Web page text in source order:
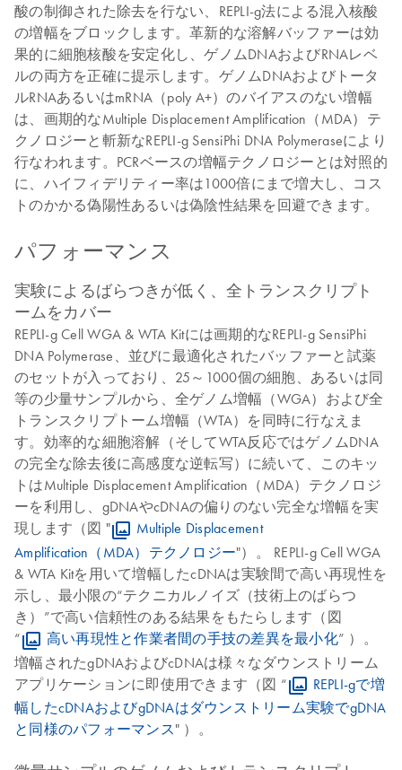
酸の制御された除去を行ない、REPLI-g法による混入核酸
の増幅をブロックします。革新的な溶解バッファーは効
果的に細胞核酸を安定化し、ゲノムDNAおよびRNAレベ
ルの両方を正確に提示します。ゲノムDNAおよびトータ
ルRNAあるいはmRNA（poly A+）のバイアスのない増幅
は、画期的なMultiple Displacement Amplification（MDA）テ
クノロジーと斬新なREPLI-g SensiPhi DNA Polymeraseにより
行なわれます。PCRベースの増幅テクノロジーとは対照的
に、ハイフィデリティー率は1000倍にまで増大し、コス
トのかかる偽陽性あるいは偽陰性結果を回避できます。
パフォーマンス
実験によるばらつきが低く、全トランスクリプト
ームをカバー
REPLI-g Cell WGA & WTA Kitには画期的なREPLI-g SensiPhi
DNA Polymerase、並びに最適化されたバッファーと試薬
のセットが入っており、25～1000個の細胞、あるいは同
等の少量サンプルから、全ゲノム増幅（WGA）および全
トランスクリプトーム増幅（WTA）を同時に行なえま
す。効率的な細胞溶解（そしてWTA反応ではゲノムDNA
の完全な除去後に高感度な逆転写）に続いて、このキッ
トはMultiple Displacement Amplification（MDA）テクノロジ
ーを利用し、gDNAやcDNAの偏りのない完全な増幅を実
現します（図 "
Multiple Displacement
Amplification（MDA）テクノロジー"）。 REPLI-g Cell WGA
& WTA Kitを用いて増幅したcDNAは実験間で高い再現性を
示し、最小限の“テクニカルノイズ（技術上のばらつ
き）”で高い信頼性のある結果をもたらします（図
“
高い再現性と作業者間の手技の差異を最小化” ）。
増幅されたgDNAおよびcDNAは様々なダウンストリーム
アプリケーションに即使用できます（図 “
REPLI-gで増
幅したcDNAおよびgDNAはダウンストリーム実験でgDNA
と同様のパフォーマンス" ）。